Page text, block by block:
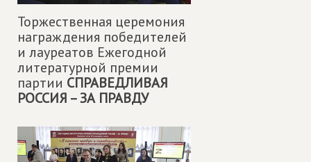
Торжественная церемония
награждения победителей
и лауреатов Ежегодной
литературной премии
партии СПРАВЕДЛИВАЯ
РОССИЯ – ЗА ПРАВДУ